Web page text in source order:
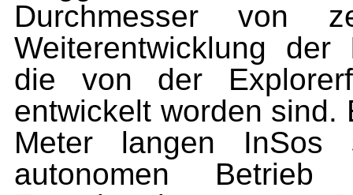
Durchmesser von
Weiterentwicklung der
die von der
entwickelt worden sind.
Meter langen InSos
autonomen